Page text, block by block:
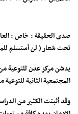
صدى الحقيقة : خاص :
تحت شعار ( لن أستسلم
المجتمعية الثانية
وقد أثبتت الكثير من